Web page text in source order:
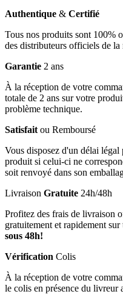
Authentique & Certifié
Tous nos produits sont 100%
des distributeurs officiels de la
Garantie 2 ans
À la réception de votre
totale de 2 ans sur votre
problème technique.
Satisfait ou Remboursé
Vous disposez d'un délai
produit si celui-ci ne
soit renvoyé dans son
Livraison Gratuite 24h/48h
Profitez des frais de livraison
gratuitement et rapidement
sous 48h!
Vérification Colis
À la réception de votre
le colis en présence du livreur